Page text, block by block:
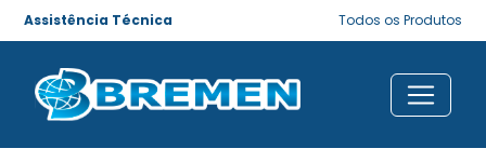
Assistência Técnica Todos os Produtos